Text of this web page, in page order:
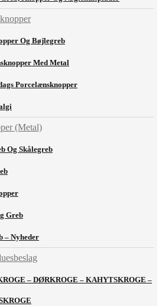
Og Bøjlegreb
Med Metal
Porcelænsknopper
(Metal)
Og Skålegreb
Greb
– Nyheder
– DØRKROGE – KAHYTSKROGE –